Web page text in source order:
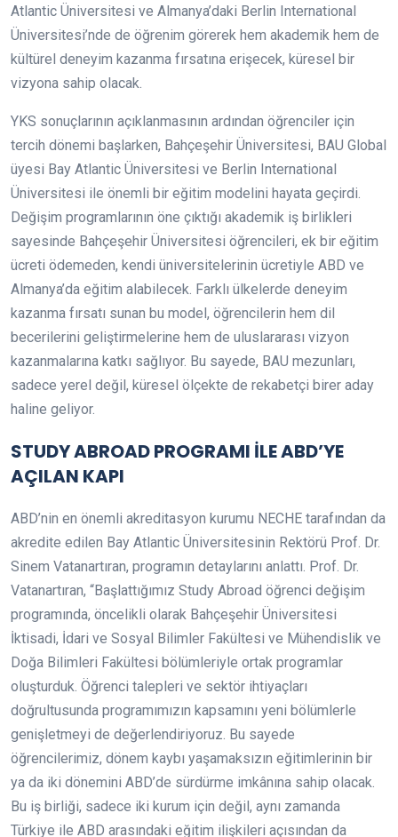
Atlantic Üniversitesi ve Almanya’daki Berlin International
Üniversitesi’nde de öğrenim görerek hem akademik hem de
kültürel deneyim kazanma fırsatına erişecek, küresel bir
vizyona sahip olacak.
YKS sonuçlarının açıklanmasının ardından öğrenciler için
tercih dönemi başlarken, Bahçeşehir Üniversitesi, BAU Global
üyesi Bay Atlantic Üniversitesi ve Berlin International
Üniversitesi ile önemli bir eğitim modelini hayata geçirdi.
Değişim programlarının öne çıktığı akademik iş birlikleri
sayesinde Bahçeşehir Üniversitesi öğrencileri, ek bir eğitim
ücreti ödemeden, kendi üniversitelerinin ücretiyle ABD ve
Almanya’da eğitim alabilecek. Farklı ülkelerde deneyim
kazanma fırsatı sunan bu model, öğrencilerin hem dil
becerilerini geliştirmelerine hem de uluslararası vizyon
kazanmalarına katkı sağlıyor. Bu sayede, BAU mezunları,
sadece yerel değil, küresel ölçekte de rekabetçi birer aday
haline geliyor.
STUDY ABROAD PROGRAMI İLE ABD’YE
AÇILAN KAPI
ABD’nin en önemli akreditasyon kurumu NECHE tarafından da
akredite edilen Bay Atlantic Üniversitesinin Rektörü Prof. Dr.
Sinem Vatanartıran, programın detaylarını anlattı. Prof. Dr.
Vatanartıran, “Başlattığımız Study Abroad öğrenci değişim
programında, öncelikli olarak Bahçeşehir Üniversitesi
İktisadi, İdari ve Sosyal Bilimler Fakültesi ve Mühendislik ve
Doğa Bilimleri Fakültesi bölümleriyle ortak programlar
oluşturduk. Öğrenci talepleri ve sektör ihtiyaçları
doğrultusunda programımızın kapsamını yeni bölümlerle
genişletmeyi de değerlendiriyoruz. Bu sayede
öğrencilerimiz, dönem kaybı yaşamaksızın eğitimlerinin bir
ya da iki dönemini ABD’de sürdürme imkânına sahip olacak.
Bu iş birliği, sadece iki kurum için değil, aynı zamanda
Türkiye ile ABD arasındaki eğitim ilişkileri açısından da